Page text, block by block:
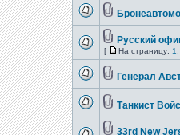
Русский
[ На страницу: 1
Генерал
Танкист
33rd New